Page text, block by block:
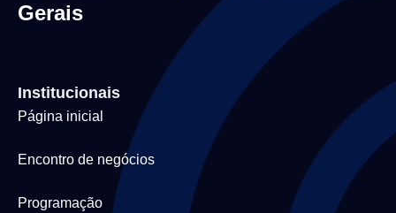
Gerais
Institucionais
Página inicial
Encontro de negócios
Programação